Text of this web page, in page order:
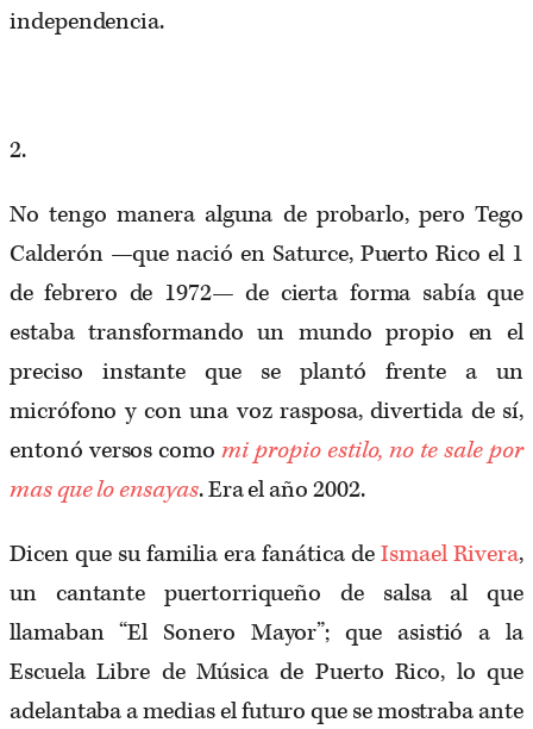
independencia.
2.
No tengo manera alguna de probarlo, pero Tego
Calderón —que nació en Saturce, Puerto Rico el 1
de febrero de 1972— de cierta forma sabía que
estaba transformando un mundo propio en el
preciso instante que se plantó frente a un
micrófono y con una voz rasposa, divertida de sí,
entonó versos comomi propio estilo, no te sale por
mas que lo ensayas. Era el año 2002.
Dicen que su familia era fanática deIsmael Rivera,
un cantante puertorriqueño de salsa al que
llamaban “El Sonero Mayor”; que asistió a la
Escuela Libre de Música de Puerto Rico, lo que
adelantaba a medias el futuro que se mostraba ante